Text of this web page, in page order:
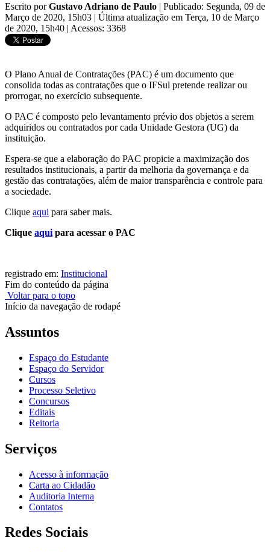
Escrito porGustavo Adriano de Paulo | Publicado: Segunda, 09 de
Março de 2020, 15h03 | Última atualização em Terça, 10 de Março
de 2020, 15h40 | Acessos: 3368
O Plano Anual de Contratações (PAC) é um documento que
consolida todas as contratações que o IFSul pretende realizar ou
prorrogar, no exercício subsequente.
O PAC é composto pelo levantamento prévio dos objetos a serem
adquiridos ou contratados por cada Unidade Gestora (UG) da
instituição.
Espera-se que a elaboração do PAC propicie a maximização dos
resultados institucionais, a partir da melhoria da governança e da
gestão das contratações, além de maior transparência e controle para
a sociedade.
Clique aqui para saber mais.
Clique aqui para acessar o PAC
registrado em: Institucional
Fim do conteúdo da página
Voltar para o topo
Início da navegação de rodapé
Assuntos
Espaço do Estudante
Espaço do Servidor
Cursos
Processo Seletivo
Concursos
Editais
Reitoria
Serviços
Acesso à informação
Carta ao Cidadão
Auditoria Interna
Contatos
Redes Sociais